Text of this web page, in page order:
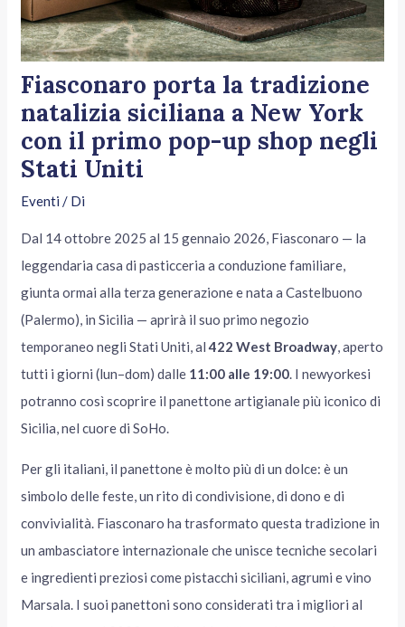
Fiasconaro porta la tradizione
natalizia siciliana a New York
con il primo pop-up shop negli
Stati Uniti
Eventi / Di
Dal 14 ottobre 2025 al 15 gennaio 2026, Fiasconaro — la
leggendaria casa di pasticceria a conduzione familiare,
giunta ormai alla terza generazione e nata a Castelbuono
(Palermo), in Sicilia — aprirà il suo primo negozio
temporaneo negli Stati Uniti, al422 West Broadway, aperto
tutti i giorni (lun–dom) dalle 11:00 alle 19:00. I newyorkesi
potranno così scoprire il panettone artigianale più iconico di
Sicilia, nel cuore di SoHo.
Per gli italiani, il panettone è molto più di un dolce: è un
simbolo delle feste, un rito di condivisione, di dono e di
convivialità. Fiasconaro ha trasformato questa tradizione in
un ambasciatore internazionale che unisce tecniche secolari
e ingredienti preziosi come pistacchi siciliani, agrumi e vino
Marsala. I suoi panettoni sono considerati tra i migliori al